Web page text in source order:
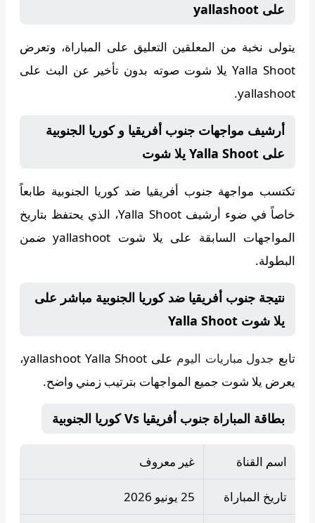
على yallashoot
يتولى نخبة من المعلقين التعليق على المباراة، وتعرض
Yalla Shoot يلا شوت
صوته بدون تأخير عن البث على
yallashoot.
أرشيف مواجهات جنوب أفريقيا و كوريا الجنوبية
على Yalla Shoot يلا شوت
تكتسب مواجهة جنوب أفريقيا ضد كوريا الجنوبية طابعاً
خاصاً في ضوء أرشيفYalla Shoot، الذي يحتفظ بتاريخ
المواجهات السابقة على يلا شوت yallashoot ضمن
البطولة.
نتيجة جنوب أفريقيا ضد كوريا الجنوبية مباشر على
يلا شوت Yalla Shoot
تابع جدول مباريات اليوم على yallashoot Yalla Shoot،
يعرض يلا شوت جميع المواجهات بترتيب زمني واضح.
بطاقة المباراة جنوب أفريقيا Vs كوريا الجنوبية
اسم القناة غير معروف
تاريخ المباراة 25 يونيو 2026